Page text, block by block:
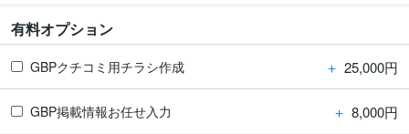
有料オプション
GBPクチコミ用チラシ作成 ＋ 25,000円
GBP掲載情報お任せ入力 ＋ 8,000円